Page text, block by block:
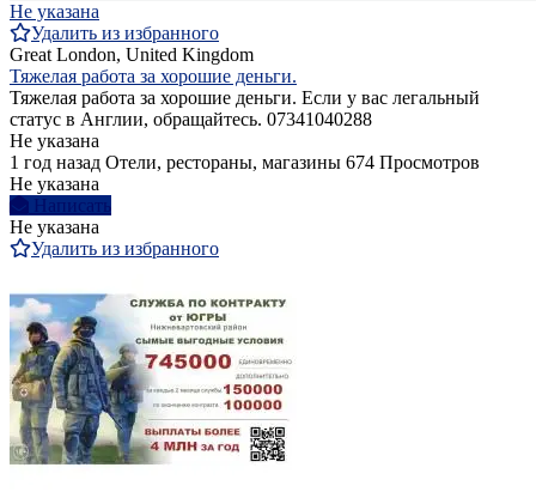
Не указана
Удалить из избранного
Great London, United Kingdom
Тяжелая работа за хорошие деньги.
Тяжелая работа за хорошие деньги. Если у вас легальный
статус в Англии, обращайтесь. 07341040288
Не указана
1 год назад Отели, рестораны, магазины 674 Просмотров
Не указана
Написать
Не указана
Удалить из избранного